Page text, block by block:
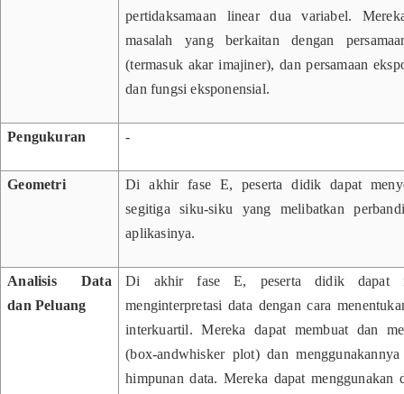
pertidaksamaan linear dua variabel.
masalah yang berkaitan dengan
(termasuk akar imajiner), dan persamaan
dan fungsi eksponensial.
Pengukuran -
Geometri
Di akhir fase E, peserta didik dapat
segitiga siku-siku yang melibatkan
aplikasinya.
Analisis Data
dan Peluang
Di akhir fase E, peserta didik dapat
menginterpretasi data dengan cara
interkuartil. Mereka dapat membuat dan
(box-andwhisker plot) dan
himpunan data. Mereka dapat